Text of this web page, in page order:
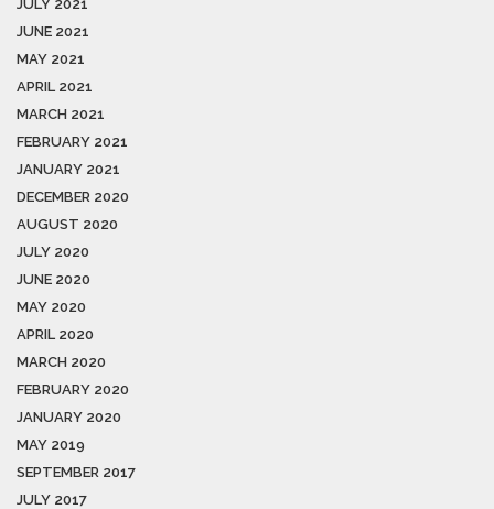
JULY 2021
JUNE 2021
MAY 2021
APRIL 2021
MARCH 2021
FEBRUARY 2021
JANUARY 2021
DECEMBER 2020
AUGUST 2020
JULY 2020
JUNE 2020
MAY 2020
APRIL 2020
MARCH 2020
FEBRUARY 2020
JANUARY 2020
MAY 2019
SEPTEMBER 2017
JULY 2017